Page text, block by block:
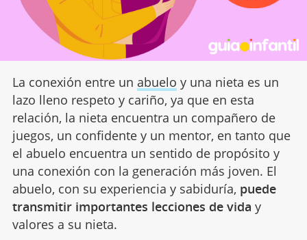
La conexión entre un abuelo y una nieta es un
lazo lleno respeto y cariño, ya que en esta
relación, la nieta encuentra un compañero de
juegos, un confidente y un mentor, en tanto que
el abuelo encuentra un sentido de propósito y
una conexión con la generación más joven. El
abuelo, con su experiencia y sabiduría, puede
transmitir importantes lecciones de vida y
valores a su nieta.